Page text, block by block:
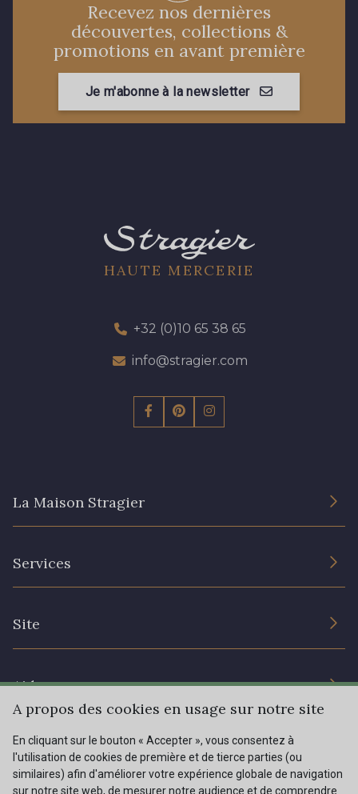
Recevez nos dernières
découvertes, collections &
promotions en avant première
Je m'abonne à la newsletter
HAUTE MERCERIE
+32 (0)10 65 38 65
info@stragier.com
La Maison Stragier
Services
Site
Prix réduits
Aide
Livraison : France, Belgique, International
Retours & réclamations
Menu
A propos des cookies en usage sur notre site
En cliquant sur le bouton « Accepter », vous consentez à
l'utilisation de cookies de première et de tierce parties (ou
similaires) afin d'améliorer votre expérience globale de navigation
sur notre site web, de mesurer notre audience et de comprendre